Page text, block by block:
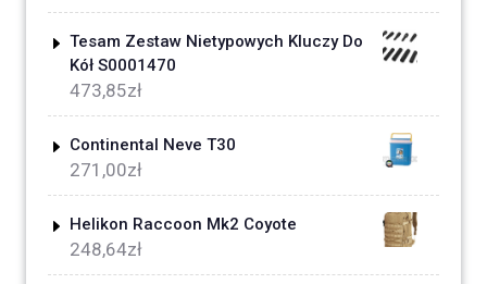
Tesam Zestaw Nietypowych Kluczy Do
Kół S0001470
473,85zł
Continental Neve T30
271,00zł
Helikon Raccoon Mk2 Coyote
248,64zł